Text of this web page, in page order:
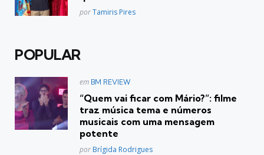
Posted
porTamiris Pires
POPULAR
Postado
em BM REVIEW
“Quem vai ficar com Mário?”: filme
traz música tema e números
musicais com uma mensagem
potente
Posted
por Brígida Rodrigues